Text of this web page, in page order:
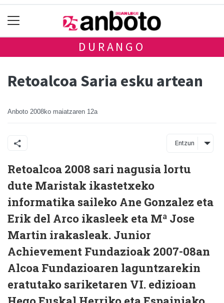
DURANGO
Retoalcoa Saria esku artean
Anboto 2008ko maiatzaren 12a
Entzun
Retoalcoa 2008 sari nagusia lortu
dute Maristak ikastetxeko
informatika saileko Ane Gonzalez eta
Erik del Arco ikasleek eta Mª Jose
Martin irakasleak. Junior
Achievement Fundazioak 2007-08an
Alcoa Fundazioaren laguntzarekin
eratutako sariketaren VI. edizioan